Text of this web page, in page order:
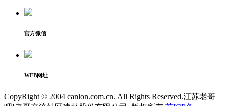
官方微信
WEB网址
CopyRight © 2004 canlon.com.cn. All Rights Reserved.江苏老哥